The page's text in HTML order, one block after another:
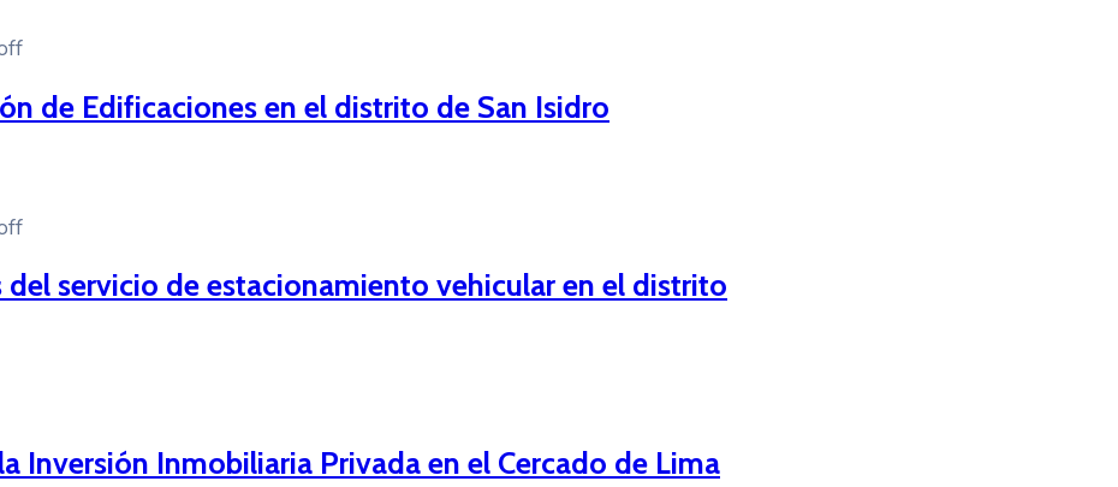
de Edificaciones en el distrito de San Isidro
servicio de estacionamiento vehicular en el distrito
Inversión Inmobiliaria Privada en el Cercado de Lima